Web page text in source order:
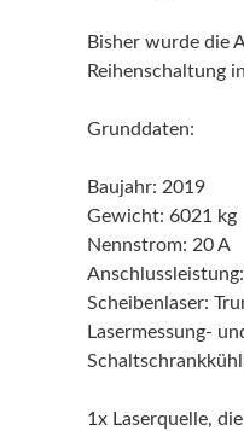
Bisher wurde die
Reihenschaltung
Grunddaten:
Baujahr: 2019
Gewicht: 6021 kg
Nennstrom: 20 A
Scheibenlaser:
Lasermessung-
1x Laserquelle,